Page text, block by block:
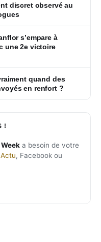
discret observé au
s’empare à
une 2e victoire
quand des
en renfort ?
!
a besoin de votre
, Facebook ou